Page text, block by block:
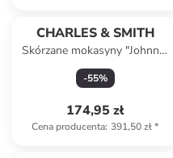
CHARLES & SMITH
Skórzane mokasyny "Johnny"
w kolorze szarym
-55%
174,95 zł
Cena producenta: 391,50 zł*